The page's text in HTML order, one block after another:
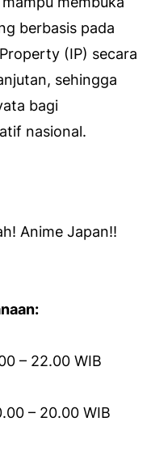
berbasis pada
(IP) secara
sehingga
bagi
nasional.
Anime Japan!!
– 22.00 WIB
– 20.00 WIB